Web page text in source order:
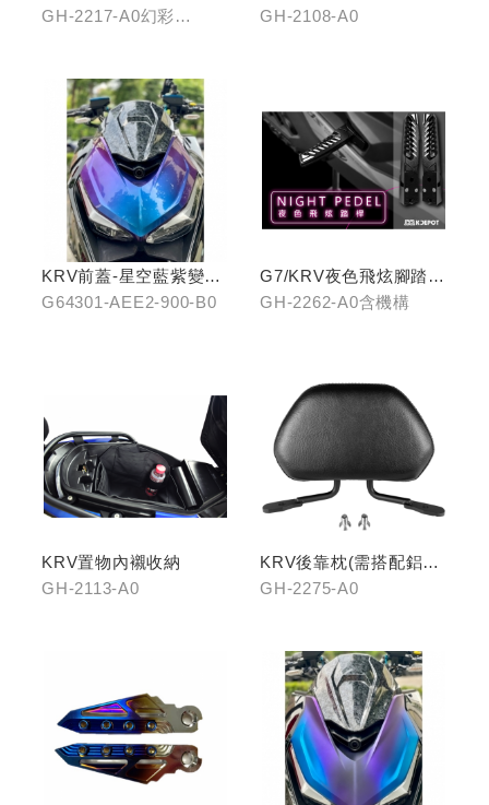
藍/燻黑
GH-2217-A0幻彩
飾片)
GH-2108-A0
KRV前蓋-星空藍紫變色
龍
G64301-AEE2-900-B0
G7/KRV夜色飛炫腳踏
(含機構LHJ8)
GH-2262-A0含機構
KRV置物內襯收納
GH-2113-A0
KRV後靠枕(需搭配鋁合
金扶手)
GH-2275-A0